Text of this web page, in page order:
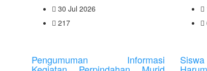
30 Jul 2026
217
Pengumuman Informasi